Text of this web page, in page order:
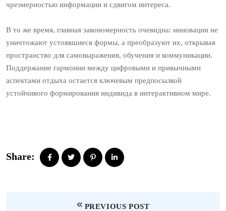
чрезмерностью информации и сдвигом интереса.
В то же время, главная закономерность очевидна: инновации не
уничтожают устоявшиеся формы, а преобразуют их, открывая
пространство для самовыражения, обучения и коммуникации.
Поддержание гармонии между цифровыми и привычными
аспектами отдыха остается ключевым предпосылкой
устойчивого формирования индивида в интерактивном мире.
Share:
PREVIOUS POST